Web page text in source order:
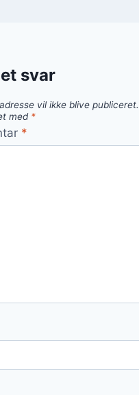
svar
vil ikke blive publiceret.
med *
*